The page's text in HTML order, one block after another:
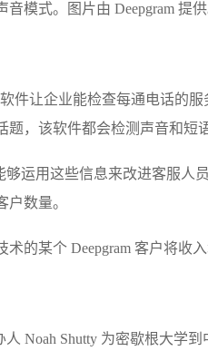
模式。图片由 Deepgram 提供
件让企业能检查每通电话的
题，该软件都会检测声音和短
够运用这些信息来改进客服
数量。
的某个 Deepgram 客户将收入
人 Noah Shutty 为密歇根大学